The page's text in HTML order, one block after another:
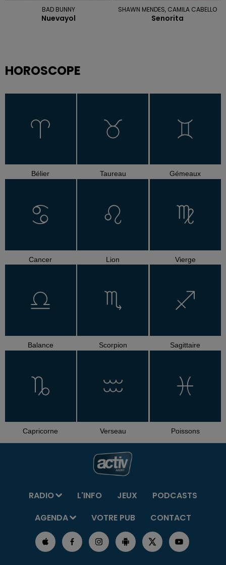
BAD BUNNY
Nuevayol
SHAWN MENDES, CAMILA CABELLO
Senorita
HOROSCOPE
Bélier Taureau Gémeaux
Cancer Lion Vierge
Balance Scorpion Sagittaire
Capricorne Verseau Poissons
RADIO L'INFO JEUX
PODCASTS
AGENDA
VOTRE PUB CONTACT